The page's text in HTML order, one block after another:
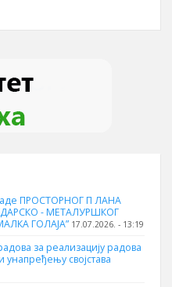
ПРОСТОРНОГ П ЛАНА
- МЕТАЛУРШКОГ
ГОЛАЈА” 17.07.2026. - 13:19
за реализацију радова
својстава